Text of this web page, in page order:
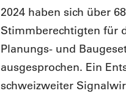
2024 haben sich über
Stimmberechtigten für
Planungs- und
ausgesprochen. Ein
schweizweiter